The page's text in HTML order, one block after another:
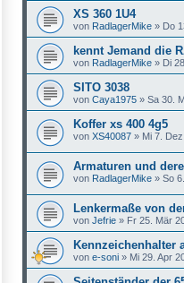
XS 360 1U4
von RadlagerMike » Do
kennt Jemand die
von RadlagerMike » Di
SITO 3038
von Caya1975 » Sa 30.
Koffer xs 400 4g5
von XS40087 » Mi 7.
Armaturen und
von RadlagerMike » So
Lenkermaße von
von Jefrie » Fr 25. Mär
Kennzeichenhalter
von e-soni » Mi 29. Apr